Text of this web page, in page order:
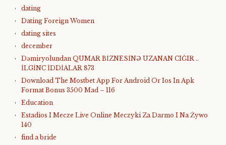
dating
Dating Foreign Women
dating sites
december
Dəmiryolundan QUMAR BİZNESİNƏ UZANAN CIĞIR ..
İLGİNC İDDİALAR 873
Download The Mostbet App For Android Or Ios In Apk
Format Bonus 3500 Mad – 116
Education
Estadios I Mecze Live Online Meczyki Za Darmo I Na Żywo
140
find a bride